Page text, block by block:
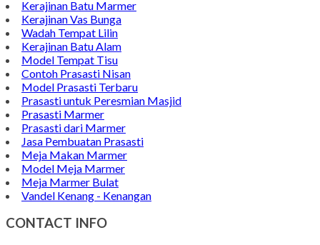
Kerajinan Batu Marmer
Kerajinan Vas Bunga
Wadah Tempat Lilin
Kerajinan Batu Alam
Model Tempat Tisu
Contoh Prasasti Nisan
Model Prasasti Terbaru
Prasasti untuk Peresmian Masjid
Prasasti Marmer
Prasasti dari Marmer
Jasa Pembuatan Prasasti
Meja Makan Marmer
Model Meja Marmer
Meja Marmer Bulat
Vandel Kenang - Kenangan
CONTACT INFO